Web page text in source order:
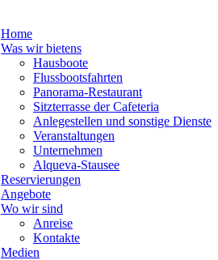
Home
Was wir bietens
Hausboote
Flussbootsfahrten
Panorama-Restaurant
Sitzterrasse der Cafeteria
Anlegestellen und sonstige Dienste
Veranstaltungen
Unternehmen
Alqueva-Stausee
Reservierungen
Angebote
Wo wir sind
Anreise
Kontakte
Medien